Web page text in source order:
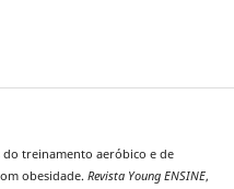
do treinamento aeróbico e de
obesidade. Revista Young ENSINE,